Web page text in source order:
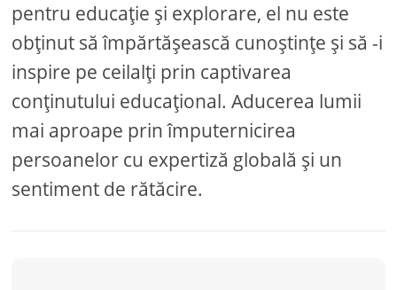
pentru educație și explorare, el nu este
obținut să împărtășească cunoștințe și să -i
inspire pe ceilalți prin captivarea
conținutului educațional. Aducerea lumii
mai aproape prin împuternicirea
persoanelor cu expertiză globală și un
sentiment de rătăcire.